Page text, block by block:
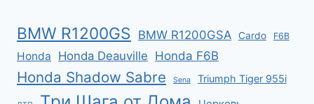
BMW R1200GS BMW R1200GSA Cardo F6B
Honda Honda Deauville Honda F6B
Honda Shadow Sabre Sena Triumph Tiger 955i